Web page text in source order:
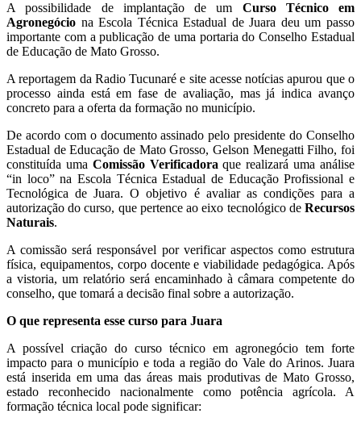
A possibilidade de implantação de um Curso Técnico em
Agronegócio na Escola Técnica Estadual de Juara deu um passo
importante com a publicação de uma portaria do Conselho Estadual
de Educação de Mato Grosso.
A reportagem da Radio Tucunaré e site acesse notícias apurou que o
processo ainda está em fase de avaliação, mas já indica avanço
concreto para a oferta da formação no município.
De acordo com o documento assinado pelo presidente do Conselho
Estadual de Educação de Mato Grosso, Gelson Menegatti Filho, foi
constituída uma Comissão Verificadora que realizará uma análise
“in loco” na Escola Técnica Estadual de Educação Profissional e
Tecnológica de Juara. O objetivo é avaliar as condições para a
autorização do curso, que pertence ao eixo tecnológico de Recursos
Naturais.
A comissão será responsável por verificar aspectos como estrutura
física, equipamentos, corpo docente e viabilidade pedagógica. Após
a vistoria, um relatório será encaminhado à câmara competente do
conselho, que tomará a decisão final sobre a autorização.
O que representa esse curso para Juara
A possível criação do curso técnico em agronegócio tem forte
impacto para o município e toda a região do Vale do Arinos. Juara
está inserida em uma das áreas mais produtivas de Mato Grosso,
estado reconhecido nacionalmente como potência agrícola. A
formação técnica local pode significar: